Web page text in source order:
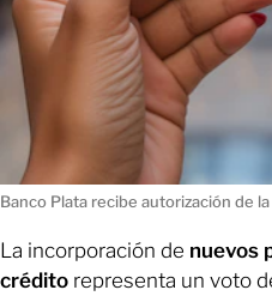
Banco Plata recibe autorización de la
La incorporación de nuevos
crédito representa un voto